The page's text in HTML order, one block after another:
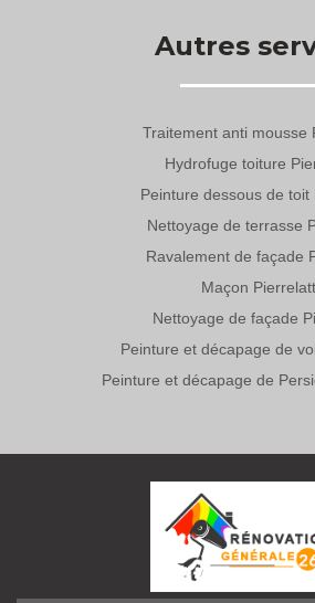
Autres
Traitement anti mousse
Hydrofuge toiture
Peinture dessous de toit
Nettoyage de terrasse
Ravalement de façade
Maçon
Nettoyage de façade
Peinture et décapage de
Peinture et décapage de